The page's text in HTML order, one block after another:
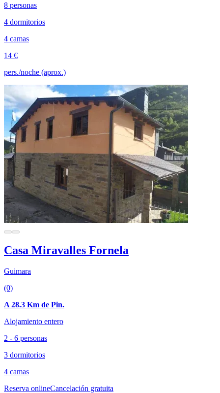
8 personas
4 dormitorios
4 camas
14 €
pers./noche (aprox.)
Casa Miravalles Fornela
Guimara
(0)
A 28.3 Km de Pin.
Alojamiento entero
2 - 6 personas
3 dormitorios
4 camas
Reserva onlineCancelación gratuita